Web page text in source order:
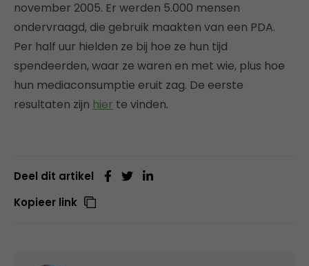
november 2005. Er werden 5.000 mensen
ondervraagd, die gebruik maakten van een PDA.
Per half uur hielden ze bij hoe ze hun tijd
spendeerden, waar ze waren en met wie, plus hoe
hun mediaconsumptie eruit zag. De eerste
resultaten zijn hier te vinden.
Deel dit artikel
Kopieer link